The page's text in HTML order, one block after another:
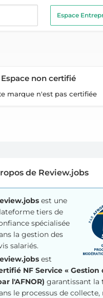
Espace
Espace non certifié
marque n'est pas certifiée
de Review.jobs
est une
tiers de
spécialisée
la gestion des
salariés.
est
NF Service « Gestion
l'AFNOR) garantissant la
le processus de